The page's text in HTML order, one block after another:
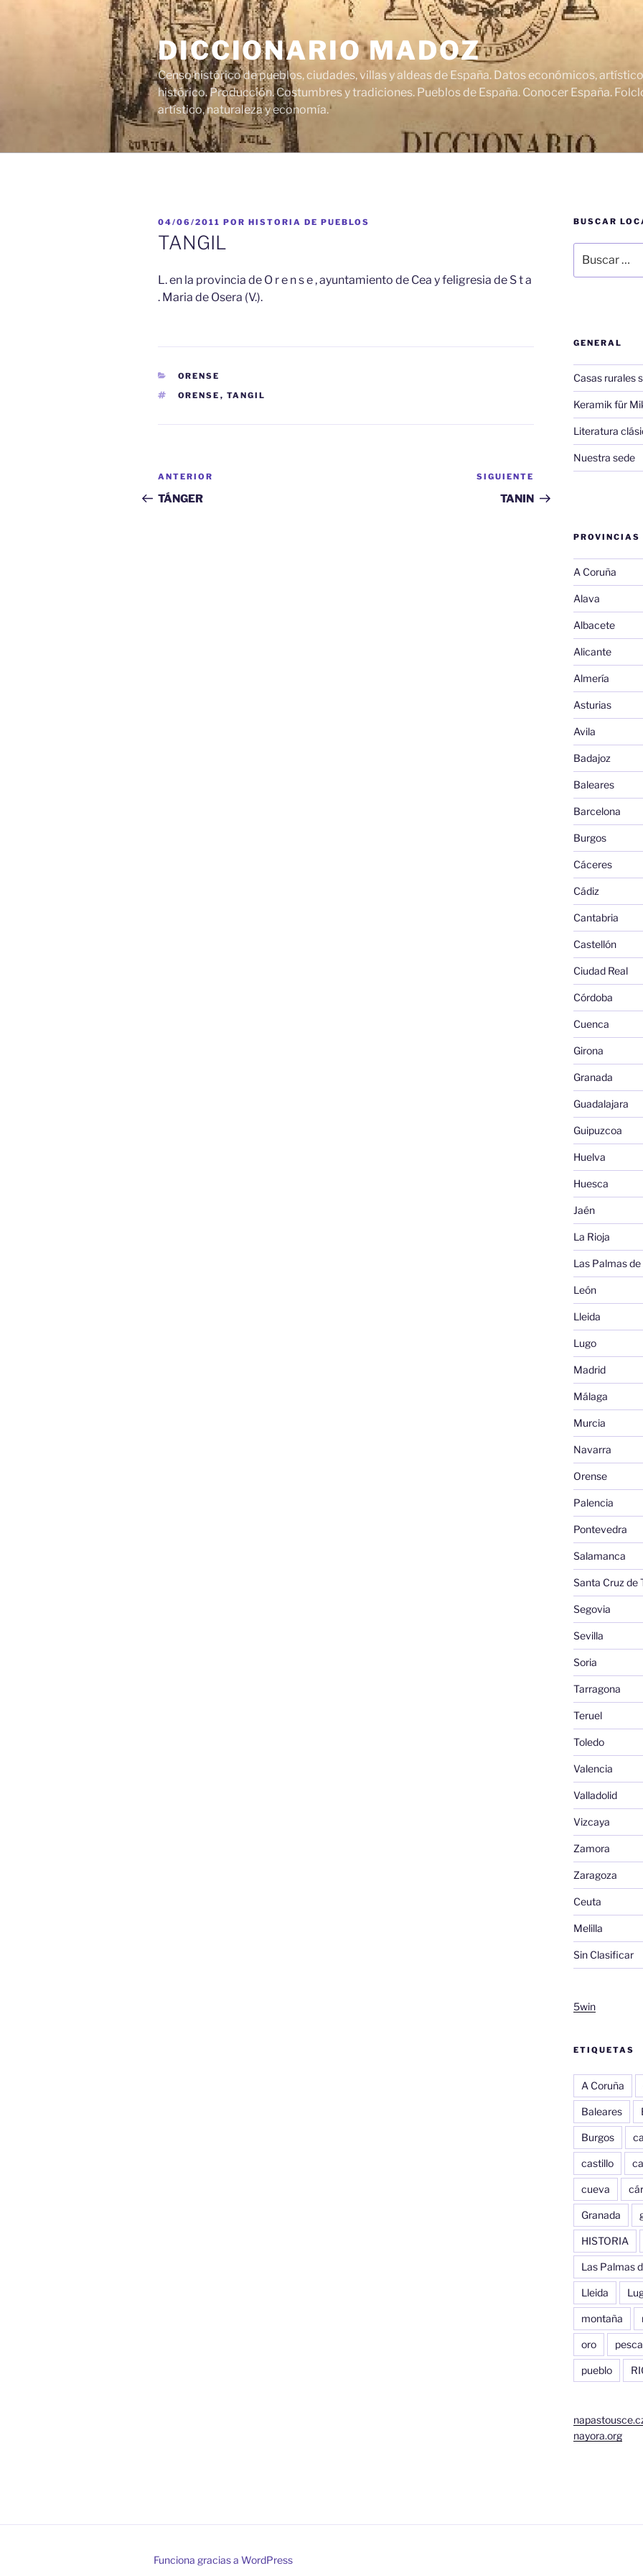
DICCIONARIO MADOZ
Censo histórico de pueblos, ciudades, villas y aldeas de España. Datos económicos,
histórico. Producción. Costumbres y tradiciones. Pueblos de España. Conocer España.
artístico, naturaleza y economía.
PUBLICADO
EL
04/06/2011 POR HISTORIA DE PUEBLOS
TANGIL
L. en la provincia de O r e n s e , ayuntamiento de Cea y feligresia de S t a
. Maria de Osera (V.).
CATEGORÍAS
ORENSE
ETIQUETAS
ORENSE , TANGIL
Navegación
de
Entrada
anterior:
ANTERIOR
TÁNGER
entrada
SIGUIENTE
TANIN
BUSCAR
por:
GENERAL
Casas rurales
Keramik für
Literatura
Nuestra sede
PROVINCIAS
A Coruña
Alava
Albacete
Alicante
Almería
Asturias
Avila
Badajoz
Baleares
Barcelona
Burgos
Cáceres
Cádiz
Cantabria
Castellón
Ciudad Real
Córdoba
Cuenca
Girona
Granada
Guadalajara
Guipuzcoa
Huelva
Huesca
Jaén
La Rioja
Las Palmas
León
Lleida
Lugo
Madrid
Málaga
Murcia
Navarra
Orense
Palencia
Pontevedra
Salamanca
Santa Cruz de
Segovia
Sevilla
Soria
Tarragona
Teruel
Toledo
Valencia
Valladolid
Vizcaya
Zamora
Zaragoza
Ceuta
Melilla
Sin Clasificar
5win
ETIQUETAS
A Coruña
Baleares
Burgos
castillo
cueva
Granada
HISTORIA
Las Palmas
Lleida
montaña
oro pesca
pueblo
nayora.org
Funciona gracias a WordPress